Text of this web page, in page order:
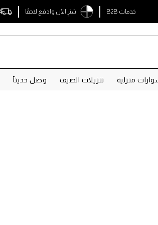
خدمات B2B اشترِ الآن وادفع لاحقًا
منزلية تنزيلات الصيف وصل حديثآ